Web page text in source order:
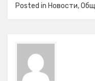
Posted in Новости,